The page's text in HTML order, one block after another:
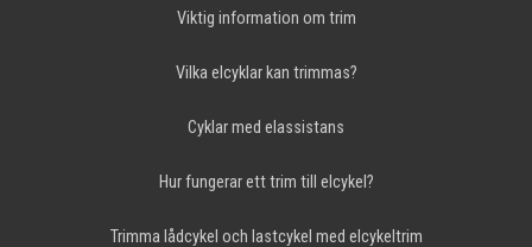
Viktig information om trim
Vilka elcyklar kan trimmas?
Cyklar med elassistans
Hur fungerar ett trim till elcykel?
Trimma lådcykel och lastcykel med elcykeltrim